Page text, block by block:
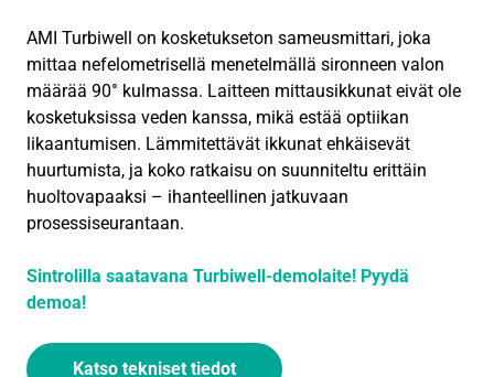
AMI Turbiwell on kosketukseton sameusmittari, joka
mittaa nefelometrisellä menetelmällä sironneen valon
määrää 90° kulmassa. Laitteen mittausikkunat eivät ole
kosketuksissa veden kanssa, mikä estää optiikan
likaantumisen. Lämmitettävät ikkunat ehkäisevät
huurtumista, ja koko ratkaisu on suunniteltu erittäin
huoltovapaaksi – ihanteellinen jatkuvaan
prosessiseurantaan.
Sintrolilla saatavana Turbiwell-demolaite! Pyydä
demoa!
Katso tekniset tiedot